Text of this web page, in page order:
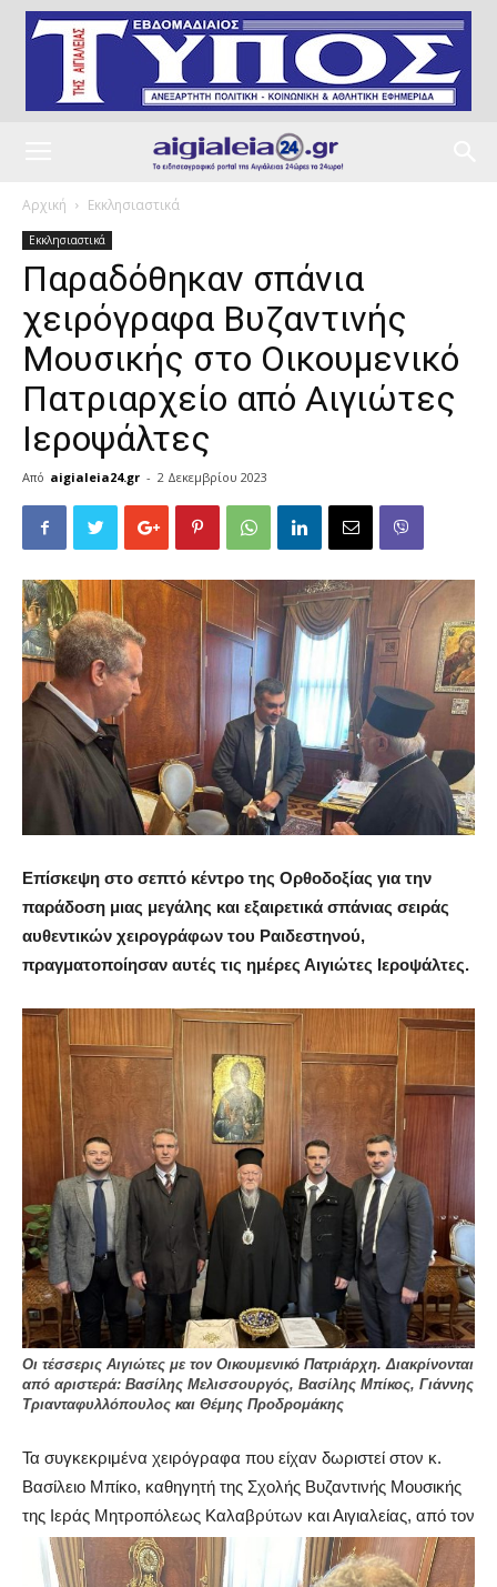
Αρχική Εκκλησιαστικά
Εκκλησιαστικά
Παραδόθηκαν σπάνια
χειρόγραφα Bυζαντινής
Μουσικής στο Οικουμενικό
Πατριαρχείο από Αιγιώτες
Ιεροψάλτες
Από aigialeia24.gr - 2 Δεκεμβρίου 2023
Επίσκεψη στο σεπτό κέντρο της Ορθοδοξίας για την
παράδοση μιας μεγάλης και εξαιρετικά σπάνιας σειράς
αυθεντικών χειρογράφων του Ραιδεστηνού,
πραγματοποίησαν αυτές τις ημέρες Αιγιώτες Ιεροψάλτες.
Οι τέσσερις Αιγιώτες με τον Οικουμενικό Πατριάρχη. Διακρίνονται
από αριστερά: Βασίλης Μελισσουργός, Βασίλης Μπίκος, Γιάννης
Τριανταφυλλόπουλος και Θέμης Προδρομάκης
Τα συγκεκριμένα χειρόγραφα που είχαν δωριστεί στον κ.
Βασίλειο Μπίκο, καθηγητή της Σχολής Βυζαντινής Μουσικής
της Ιεράς Μητροπόλεως Καλαβρύτων και Αιγιαλείας, από τον